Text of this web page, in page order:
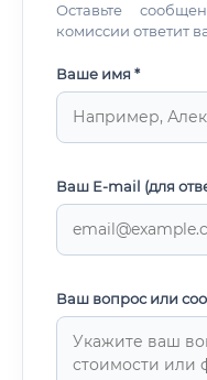
Оставьте
комиссии ответит
Ваше имя *
Ваш E-mail (для
Ваш вопрос или